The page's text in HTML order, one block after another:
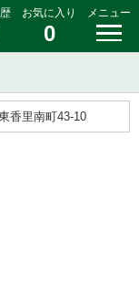
お気に入り
0
メニュー
香里南町43-10